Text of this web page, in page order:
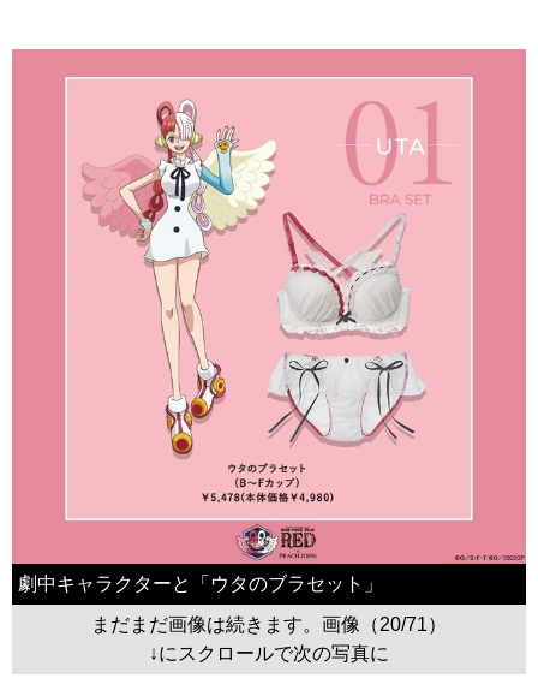
劇中キャラクターと「ウタのブラセット」
まだまだ画像は続きます。画像（20/71）
↓にスクロールで次の写真に